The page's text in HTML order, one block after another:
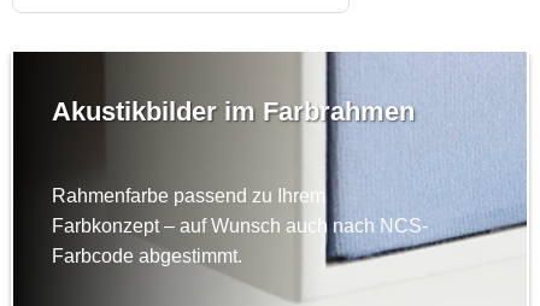
Akustikbilder im Farbrahmen
Rahmenfarbe passend zu Ihrem
Farbkonzept – auf Wunsch auch nach NCS-
Farbcode abgestimmt.